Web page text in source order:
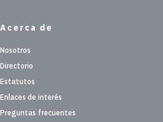
Acerca de
Nosotros
Directorio
Estatutos
Enlaces de interés
Preguntas frecuentes